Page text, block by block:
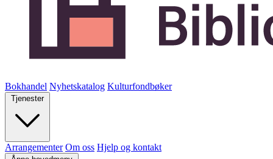
Bokhandel Nyhetskatalog Kulturfondbøker
Tjenester
Arrangementer Om oss Hjelp og kontakt